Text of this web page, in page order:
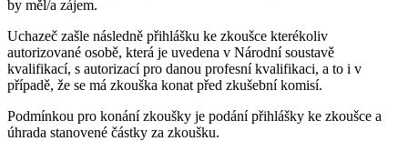
by měl/a zájem.
Uchazeč zašle následně přihlášku ke zkoušce kterékoliv
autorizované osobě, která je uvedena v Národní soustavě
kvalifikací, s autorizací pro danou profesní kvalifikaci, a to i v
případě, že se má zkouška konat před zkušební komisí.
Podmínkou pro konání zkoušky je podání přihlášky ke zkoušce a
úhrada stanovené částky za zkoušku.